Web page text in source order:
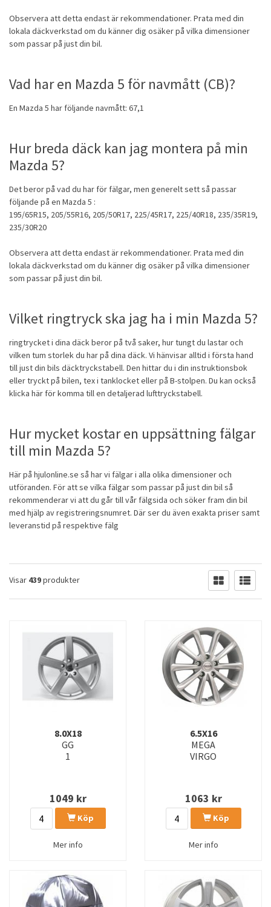
Observera att detta endast är rekommendationer. Prata med din
lokala däckverkstad om du känner dig osäker på vilka dimensioner
som passar på just din bil.
Vad har en Mazda 5 för navmått (CB)?
En Mazda 5 har följande navmått: 67,1
Hur breda däck kan jag montera på min
Mazda 5?
Det beror på vad du har för fälgar, men generelt sett så passar
följande på en Mazda 5 :
195/65R15, 205/55R16, 205/50R17, 225/45R17, 225/40R18, 235/35R19,
235/30R20
Observera att detta endast är rekommendationer. Prata med din
lokala däckverkstad om du känner dig osäker på vilka dimensioner
som passar på just din bil.
Vilket ringtryck ska jag ha i min Mazda 5?
ringtrycket i dina däck beror på två saker, hur tungt du lastar och
vilken tum storlek du har på dina däck. Vi hänvisar alltid i första hand
till just din bils däcktryckstabell. Den hittar du i din instruktionsbok
eller tryckt på bilen, tex i tanklocket eller på B-stolpen. Du kan också
klicka här för komma till en detaljerad lufttryckstabell.
Hur mycket kostar en uppsättning fälgar
till min Mazda 5?
Här på hjulonline.se så har vi fälgar i alla olika dimensioner och
utföranden. För att se vilka fälgar som passar på just din bilså
rekommenderar vi att du går till vår fälgsida och söker fram din bil
med hjälp av registreringsnumret. Där ser du även exakta priser samt
leveranstid på respektive fälg
Visar 439produkter
8.0X18
GG
1
1049 kr
Köp
Mer info
6.5X16
MEGA
VIRGO
1063 kr
Köp
Mer info